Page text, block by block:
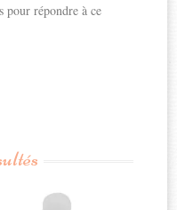
pour répondre à ce